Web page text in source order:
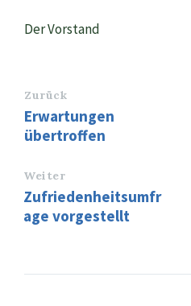
Der Vorstand
Zurück
Erwartungen
übertroffen
Weiter
Zufriedenheitsumfr
age vorgestellt